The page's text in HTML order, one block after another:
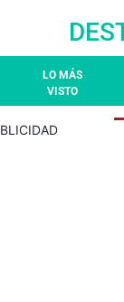
LO MÁS
VISTO